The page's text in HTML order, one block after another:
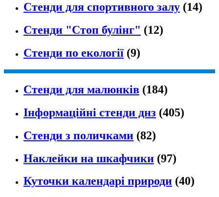
Стенди для спортивного залу (14)
Стенди "Стоп булінг" (12)
Стенди по екології (9)
Стенди для малюнків (184)
Інформаційні стенди днз (405)
Стенди з поличками (82)
Наклейки на шкафчики (97)
Куточки календарі природи (40)